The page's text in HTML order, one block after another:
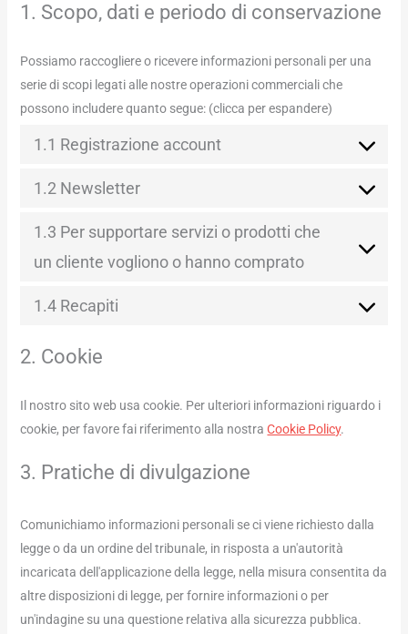
1. Scopo, dati e periodo di conservazione
Possiamo raccogliere o ricevere informazioni personali per una
serie di scopi legati alle nostre operazioni commerciali che
possono includere quanto segue: (clicca per espandere)
1.1 Registrazione account
1.2 Newsletter
1.3 Per supportare servizi o prodotti che
un cliente vogliono o hanno comprato
1.4 Recapiti
2. Cookie
Il nostro sito web usa cookie. Per ulteriori informazioni riguardo i
cookie, per favore fai riferimento alla nostraCookie Policy.
3. Pratiche di divulgazione
Comunichiamo informazioni personali se ci viene richiesto dalla
legge o da un ordine del tribunale, in risposta a un'autorità
incaricata dell'applicazione della legge, nella misura consentita da
altre disposizioni di legge, per fornire informazioni o per
un'indagine su una questione relativa alla sicurezza pubblica.